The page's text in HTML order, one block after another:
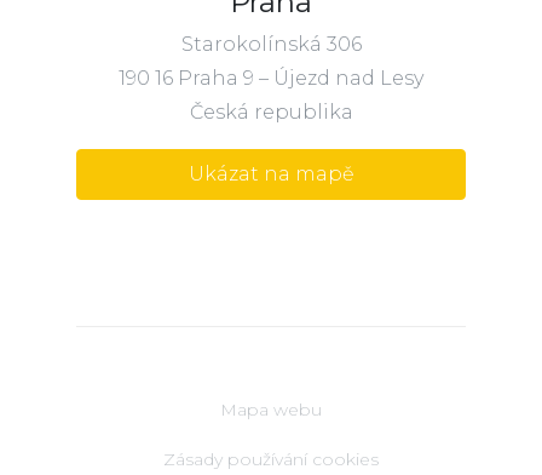
Starokolínská 306
190 16 Praha 9 – Újezd nad Lesy
Česká republika
Ukázat na mapě
Mapa webu
Zásady používání cookies